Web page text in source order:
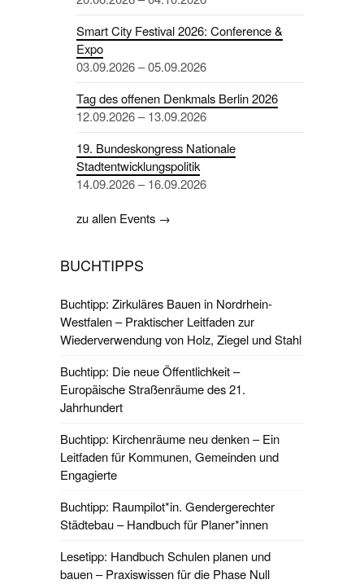
Smart City Festival 2026: Conference &
Expo
03.09.2026 – 05.09.2026
Tag des offenen Denkmals Berlin 2026
12.09.2026 – 13.09.2026
19. Bundeskongress Nationale
Stadtentwicklungspolitik
14.09.2026 – 16.09.2026
zu allen Events →
BUCHTIPPS
Buchtipp: Zirkuläres Bauen in Nordrhein-
Westfalen – Praktischer Leitfaden zur
Wiederverwendung von Holz, Ziegel und Stahl
Buchtipp: Die neue Öffentlichkeit –
Europäische Straßenräume des 21.
Jahrhundert
Buchtipp: Kirchenräume neu denken – Ein
Leitfaden für Kommunen, Gemeinden und
Engagierte
Buchtipp: Raumpilot*in. Gendergerechter
Städtebau – Handbuch für Planer*innen
Lesetipp: Handbuch Schulen planen und
bauen – Praxiswissen für die Phase Null